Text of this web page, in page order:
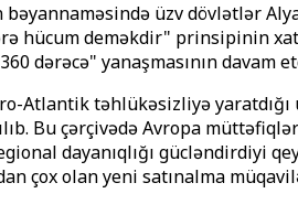
bəyannaməsində üzv dövlətlər
hücum deməkdir" prinsipinin
dərəcə" yanaşmasının davam
Atlantik təhlükəsizliyə
Bu çərçivədə Avropa
dayanıqlığı gücləndirdiyi
çox olan yeni satınalma